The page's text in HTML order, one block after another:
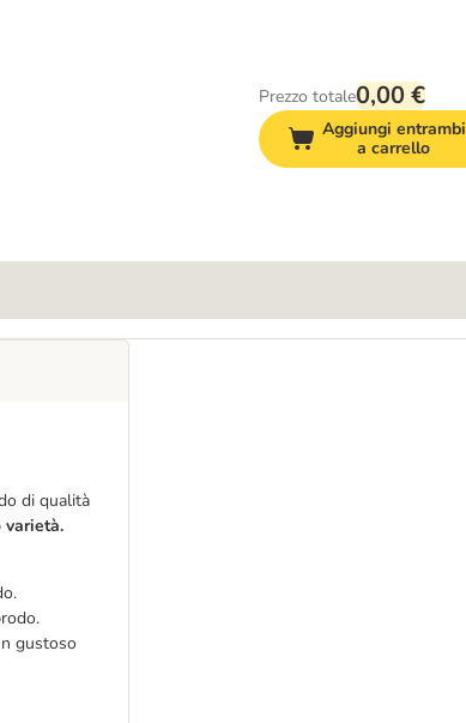
Prezzo totale0,00 €
Aggiungi entrambi
a carrello
di qualità
varietà.
gustoso